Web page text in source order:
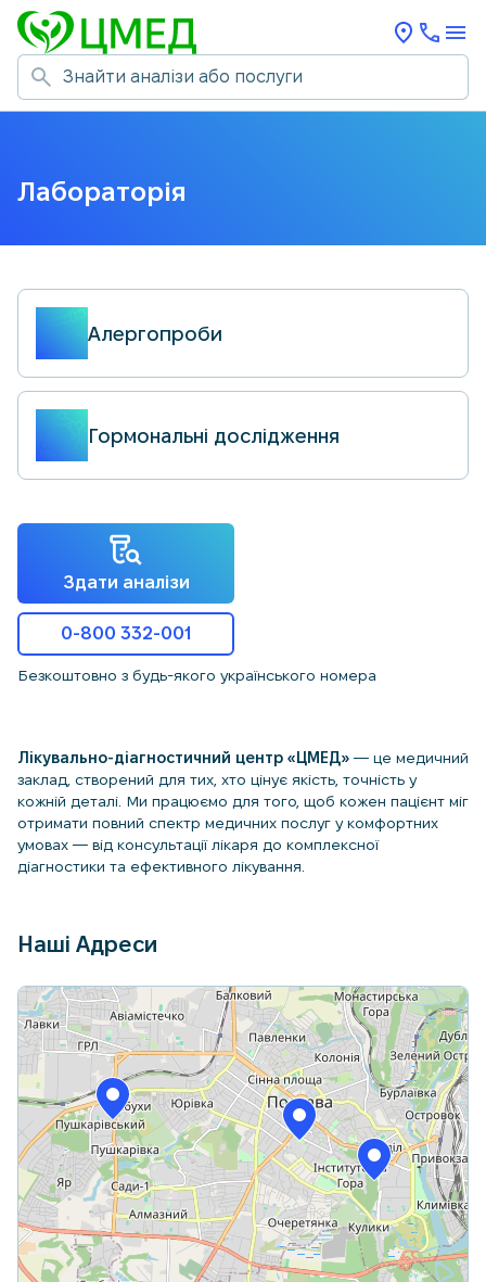
Лабораторія
Алергопроби
Гормональні дослідження
Здати аналізи
0-800 332-001
Безкоштовно з будь-якого українського номера
Лікувально-діагностичний центр «ЦМЕД» — це медичний
заклад, створений для тих, хто цінує якість, точність у
кожній деталі. Ми працюємо для того, щоб кожен пацієнт міг
отримати повний спектр медичних послуг у комфортних
умовах — від консультації лікаря до комплексної
діагностики та ефективного лікування.
Наші Адреси
+
−